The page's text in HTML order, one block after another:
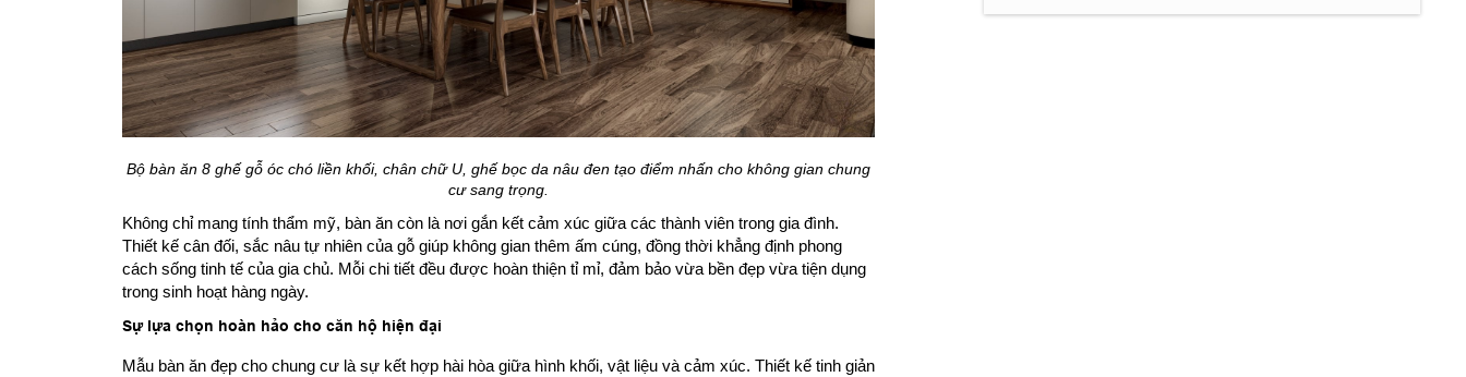
Bộ bàn ăn 8 ghế gỗ óc chó liền khối, chân chữ U, ghế bọc da nâu đen tạo điểm nhấn cho không gian chung
cư sang trọng.
Không chỉ mang tính thẩm mỹ, bàn ăn còn là nơi gắn kết cảm xúc giữa các thành viên trong gia đình.
Thiết kế cân đối, sắc nâu tự nhiên của gỗ giúp không gian thêm ấm cúng, đồng thời khẳng định phong
cách sống tinh tế của gia chủ. Mỗi chi tiết đều được hoàn thiện tỉ mỉ, đảm bảo vừa bền đẹp vừa tiện dụng
trong sinh hoạt hàng ngày.
Sự lựa chọn hoàn hảo cho căn hộ hiện đại
Mẫu bàn ăn đẹp cho chung cư là sự kết hợp hài hòa giữa hình khối, vật liệu và cảm xúc. Thiết kế tinh giản